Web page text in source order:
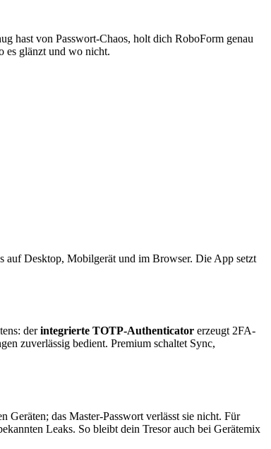
hast von Passwort-Chaos, holt dich RoboForm genau
es glänzt und wo nicht.
auf Desktop, Mobilgerät und im Browser. Die App setzt
derintegrierte TOTP-Authenticator erzeugt 2FA-
zuverlässig bedient. Premium schaltet Sync,
Geräten; das Master-Passwort verlässt sie nicht. Für
Leaks. So bleibt dein Tresor auch bei Gerätemix